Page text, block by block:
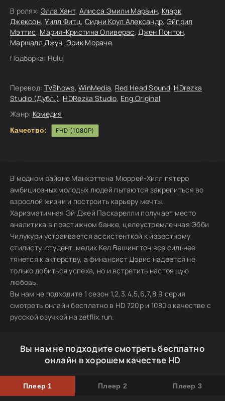
В ролях: Элла Хант, Алисса Эмили Марвин, Кларк
Джексон, Уилл Фитц, Сидни Коул Александр, Эйприл
Мэттис, Мария-Кристина Оливерас,Джен Понтон,
Маршалл Джун, Эрик Мораче
Подборка: Hulu
Перевод: TVShows,WinMedia, Red Head Sound, HDrezka
Studio (Дубл.), HDRezka Studio, Eng.Original
Жанр: Комедия
Качество: FHD (1080P)
В модном районе Манхэттена Мюррей-Хилл пятеро
амбициозных молодых людей пытаются закрепиться во
взрослой жизни и построить карьеру мечты.
Харизматичная Эй Джей Паскарелли получает место
аналитика в престижном банке, целеустремленная Эбби
Чилукури устраивается ассистенткой к известному
стилисту, студент-медик Кел Вашингтон все сильнее
тянется к актерству, а финансист Дэвис надеется не
только добиться успеха, но и встретить настоящую
любовь.
Вы нам не подходите 1 сезон 1,2,3,4,5,6,7,8,9 серия
смотреть онлайн бесплатно в HD 720p и 1080p качестве с
русской озучкой на zetflix.run.
Вы нам не подходите смотреть бесплатно
онлайн в хорошем качестве HD
Плеер 1 Плеер 2 Плеер 3